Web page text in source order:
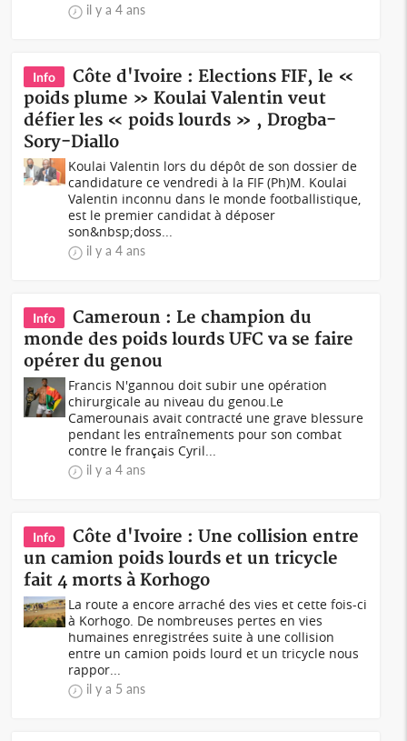
il y a 4 ans
Info
Côte d'Ivoire : Elections FIF, le «
poids plume » Koulai Valentin veut
défier les « poids lourds » , Drogba-
Sory-Diallo
Koulai Valentin lors du dépôt de son dossier de
candidature ce vendredi à la FIF (Ph)M. Koulai
Valentin inconnu dans le monde footballistique,
est le premier candidat à déposer
son&nbsp;doss...
il y a 4 ans
Info
Cameroun : Le champion du
monde des poids lourds UFC va se faire
opérer du genou
Francis N'gannou doit subir une opération
chirurgicale au niveau du genou.Le
Camerounais avait contracté une grave blessure
pendant les entraînements pour son combat
contre le français Cyril...
il y a 4 ans
Info
Côte d'Ivoire : Une collision entre
un camion poids lourds et un tricycle
fait 4 morts à Korhogo
La route a encore arraché des vies et cette fois-ci
à Korhogo. De nombreuses pertes en vies
humaines enregistrées suite à une collision
entre un camion poids lourd et un tricycle nous
rappor...
il y a 5 ans